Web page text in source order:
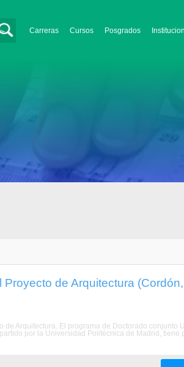
Carreras Cursos Posgrados
de Arquitectura (Cordón,
Arquitectura. El programa de Doctorado conjunto
por la Universidad Politécnica de Madrid, tiene